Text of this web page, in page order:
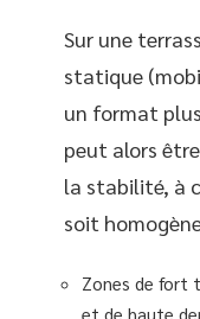
Sur une
statique
un format
peut alors
la stabilité, à
soit
Zones de fort
et de haute